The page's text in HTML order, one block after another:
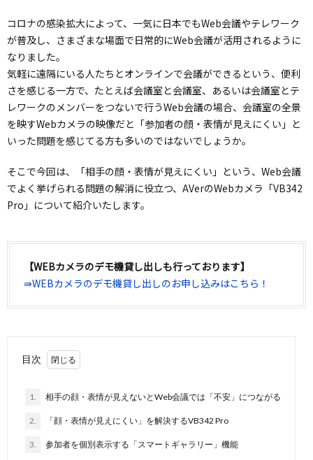
コロナの感染拡大によって、一気に日本でもWeb会議やテレワーク
が普及し、さまざまな場面で日常的にWeb会議が活用されるように
なりました。
気軽に遠隔にいる人たちとオンラインで会議ができるという、便利
さを感じる一方で、たとえば会議室と会議室、あるいは会議室とテ
レワークのメンバーをつないで行うWeb会議の場合、会議室の全景
を映すWebカメラの映像だと「参加者の顔・表情が見えにくい」と
いった問題を感じてる方も多いのではないでしょうか。
そこで今回は、「相手の顔・表情が見えにくい」という、Web会議
でよく挙げられる問題の解消に役立つ、AVerのWebカメラ「VB342
Pro」について紹介いたします。
【WEBカメラのデモ機貸し出しも行っております】
⇛WEBカメラのデモ機貸し出しのお申し込みはこちら！
目次
1. 相手の顔・表情が見えないとWeb会議では「不安」につながる
2. 「顔・表情が見えにくい」を解決するVB342 Pro
3. 参加者を個別表示する「スマートギャラリー」機能